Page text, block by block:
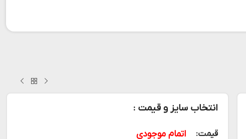
انتخاب سایز و قیمت :
قیمت: اتمام موجودی